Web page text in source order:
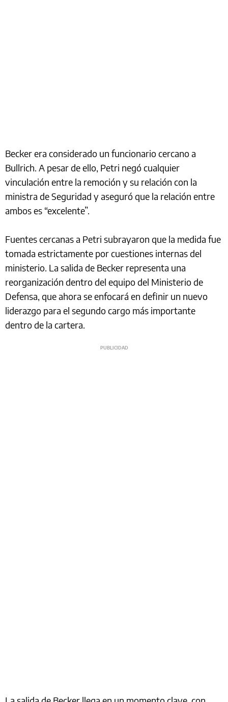
Becker era considerado un funcionario cercano a
Bullrich. A pesar de ello, Petri negó cualquier
vinculación entre la remoción y su relación con la
ministra de Seguridad y aseguró que la relación entre
ambos es “excelente”.
Fuentes cercanas a Petri subrayaron que la medida fue
tomada estrictamente por cuestiones internas del
ministerio. La salida de Becker representa una
reorganización dentro del equipo del Ministerio de
Defensa, que ahora se enfocará en definir un nuevo
liderazgo para el segundo cargo más importante
dentro de la cartera.